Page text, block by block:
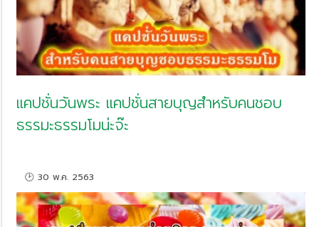
แคปชั่นวันพระ แคปชั่นสายบุญสำหรับคนชอบ
ธรรมะธรรมโมน่ะจ๊ะ
🕑 30 พ.ค. 2563